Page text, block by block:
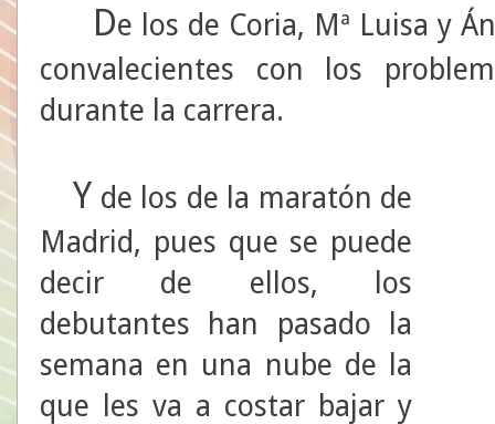
De los de Coria, Mª Luisa y
convalecientes con los
durante la carrera.
Y de los de la maratón de
Madrid, pues que se puede
decir de ellos, los
debutantes han pasado la
semana en una nube de la
que les va a costar bajar y